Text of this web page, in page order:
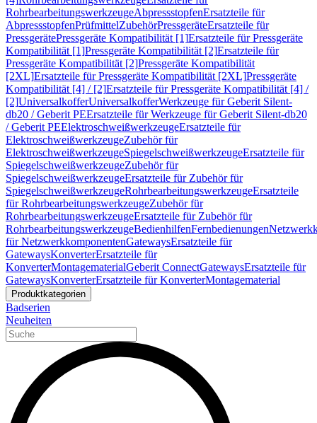
RohrbearbeitungswerkzeugeAbpressstopfenErsatzteile für
AbpressstopfenPrüfmittelZubehörPressgeräteErsatzteile für
PressgerätePressgeräte Kompatibilität [1]Ersatzteile für Pressgeräte
Kompatibilität [1]Pressgeräte Kompatibilität [2]Ersatzteile für
Pressgeräte Kompatibilität [2]Pressgeräte Kompatibilität
[2XL]Ersatzteile für Pressgeräte Kompatibilität [2XL]Pressgeräte
Kompatibilität [4] / [2]Ersatzteile für Pressgeräte Kompatibilität [4] /
[2]UniversalkofferUniversalkofferWerkzeuge für Geberit Silent-
db20 / Geberit PEErsatzteile für Werkzeuge für Geberit Silent-db20
/ Geberit PEElektroschweißwerkzeugeErsatzteile für
ElektroschweißwerkzeugeZubehör für
ElektroschweißwerkzeugeSpiegelschweißwerkzeugeErsatzteile für
SpiegelschweißwerkzeugeZubehör für
SpiegelschweißwerkzeugeErsatzteile für Zubehör für
SpiegelschweißwerkzeugeRohrbearbeitungswerkzeugeErsatzteile
für RohrbearbeitungswerkzeugeZubehör für
RohrbearbeitungswerkzeugeErsatzteile für Zubehör für
RohrbearbeitungswerkzeugeBedienhilfenFernbedienungen
für NetzwerkkomponentenGatewaysErsatzteile für
GatewaysKonverterErsatzteile für
KonverterMontagematerialGeberit ConnectGatewaysErsatzteile für
GatewaysKonverterErsatzteile für KonverterMontagematerial
Produktkategorien
Badserien
Neuheiten